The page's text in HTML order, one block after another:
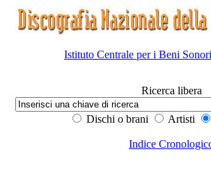
Istituto Centrale per i Beni
Ricerca libera
Dischi o brani Artisti
Indice